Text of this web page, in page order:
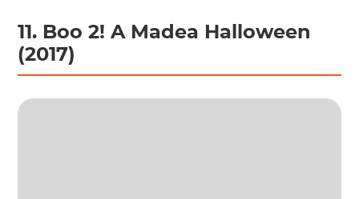
11. Boo 2! A Madea Halloween
(2017)